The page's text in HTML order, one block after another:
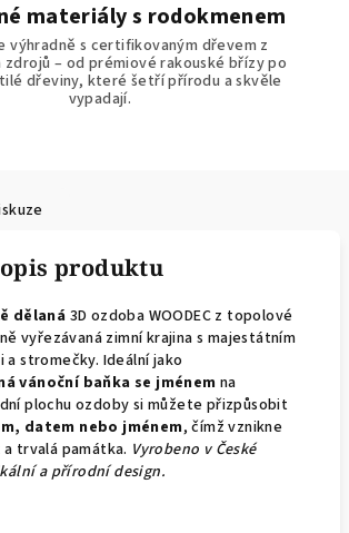
materiály s rodokmenem
výhradně s certifikovaným dřevem z
– od prémiové rakouské břízy po
dřeviny, které šetří přírodu a skvěle
vypadají.
produktu
dělaná 3D ozdoba WOODEC z topolové
vyřezávaná zimní krajina s majestátním
a stromečky. Ideální jako
vánoční baňka se jménem na
plochu ozdoby si můžete přizpůsobit
datem nebo jménem, čímž vznikne
a trvalá památka. Vyrobeno v České
a přírodní design.